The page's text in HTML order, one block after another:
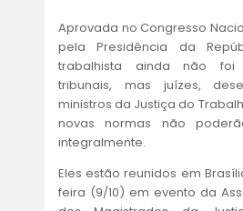
ACORDOS E
Aprovada no Congresso
pela Presidência da
trabalhista ainda não foi
tribunais, mas juízes,
ministros da Justiça do
novas normas não
integralmente.
Eles estão reunidos em
feira (9/10) em evento da